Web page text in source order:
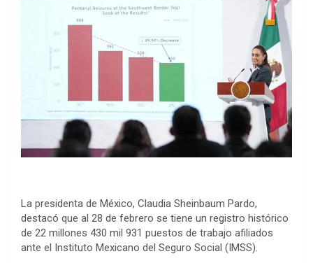
La presidenta de México, Claudia Sheinbaum Pardo,
destacó que al 28 de febrero se tiene un registro histórico
de 22 millones 430 mil 931 puestos de trabajo afiliados
ante el Instituto Mexicano del Seguro Social (IMSS).